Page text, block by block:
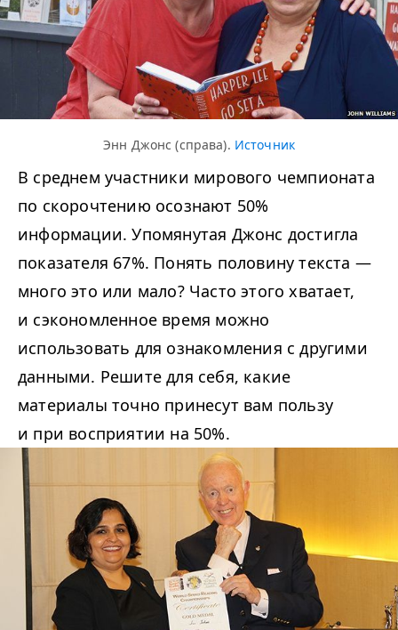
Энн Джонс (справа). Источник
В среднем участники мирового чемпионата
по скорочтению осознают 50%
информации. Упомянутая Джонс достигла
показателя 67%. Понять половину текста —
много это или мало? Часто этого хватает,
и сэкономленное время можно
использовать для ознакомления с другими
данными. Решите для себя, какие
материалы точно принесут вам пользу
и при восприятии на 50%.